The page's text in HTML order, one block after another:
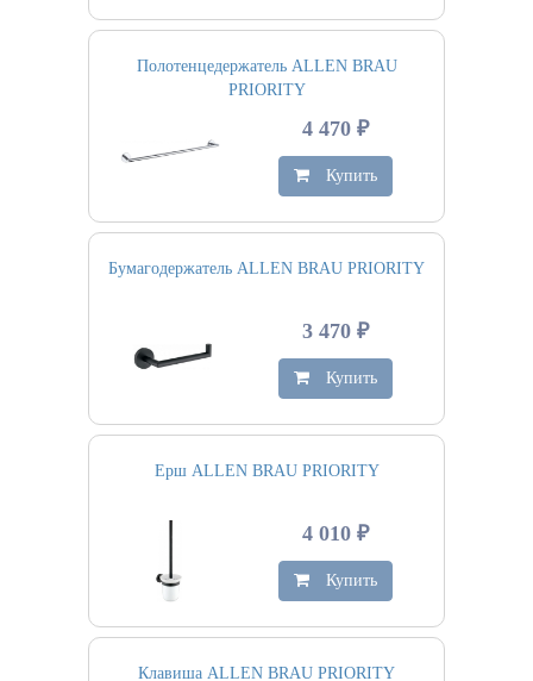
Полотенцедержатель ALLEN BRAU
PRIORITY
4 470 ₽
Купить
Бумагодержатель ALLEN BRAU PRIORITY
3 470 ₽
Купить
Ерш ALLEN BRAU PRIORITY
4 010 ₽
Купить
Клавиша ALLEN BRAU PRIORITY